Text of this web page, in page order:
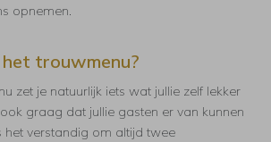
opnemen.
trouwmenu?
zet je natuurlijk iets wat jullie zelf lekker
graag dat jullie gasten er van kunnen
het verstandig om altijd twee